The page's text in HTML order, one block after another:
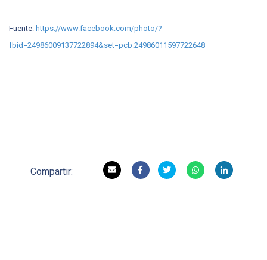
Fuente: https://www.facebook.com/photo/?
fbid=24986009137722894&set=pcb.24986011597722648
Compartir: